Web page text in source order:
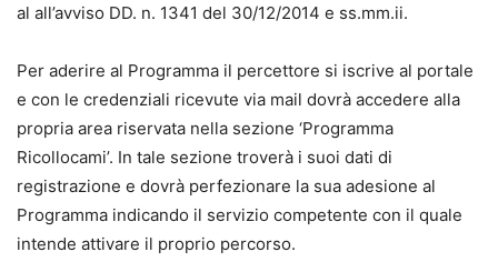
al all’avviso DD. n. 1341 del 30/12/2014 e ss.mm.ii.
Per aderire al Programma il percettore si iscrive al portale
e con le credenziali ricevute via mail dovrà accedere alla
propria area riservata nella sezione ‘Programma
Ricollocami’. In tale sezione troverà i suoi dati di
registrazione e dovrà perfezionare la sua adesione al
Programma indicando il servizio competente con il quale
intende attivare il proprio percorso.